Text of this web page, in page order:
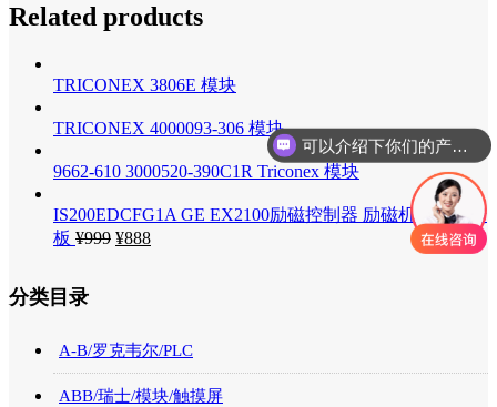
Related products
TRICONEX 3806E 模块
TRICONEX 4000093-306 模块
9662-610 3000520-390C1R Triconex 模块
IS200EDCFG1A GE EX2100励磁控制器 励磁机直流反馈
板 ¥999 ¥888
分类目录
A-B/罗克韦尔/PLC
ABB/瑞士/模块/触摸屏
可以介绍下你们的产品么